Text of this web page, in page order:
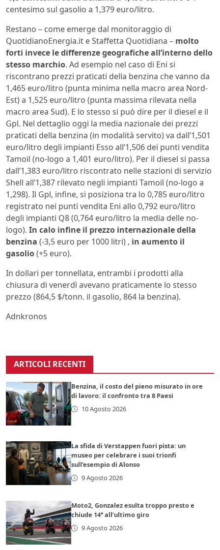
centesimo sul gasolio a 1,379 euro/litro.
Restano – come emerge dal monitoraggio di
QuotidianoEnergia.it e Staffetta Quotidiana – molto
forti invece le differenze geografiche all’interno dello
stesso marchio. Ad esempio nel caso di Eni si
riscontrano prezzi praticati della benzina che vanno da
1,465 euro/litro (punta minima nella macro area Nord-
Est) a 1,525 euro/litro (punta massima rilevata nella
macro area Sud). E lo stesso si può dire per il diesel e il
Gpl. Nel dettaglio oggi la media nazionale dei prezzi
praticati della benzina (in modalità servito) va dall’1,501
euro/litro degli impianti Esso all’1,506 dei punti vendita
Tamoil (no-logo a 1,401 euro/litro). Per il diesel si passa
dall’1,383 euro/litro riscontrato nelle stazioni di servizio
Shell all’1,387 rilevato negli impianti Tamoil (no-logo a
1,298). Il Gpl, infine, si posiziona tra lo 0,785 euro/litro
registrato nei punti vendita Eni allo 0,792 euro/litro
degli impianti Q8 (0,764 euro/litro la media delle no-
logo). In calo infine il prezzo internazionale della
benzina (-3,5 euro per 1000 litri) , in aumento il
gasolio(+5 euro).
In dollari per tonnellata, entrambi i prodotti alla
chiusura di venerdì avevano praticamente lo stesso
prezzo (864,5 $/tonn. il gasolio, 864 la benzina).
Adnkronos
ARTICOLI RECENTI
Benzina, il costo del pieno misurato in ore
di lavoro: il confronto tra 8 Paesi
10 Agosto 2026
La sfida di Verstappen fuori pista: un
museo per celebrare i suoi trionfi
sull’esempio di Alonso
9 Agosto 2026
Moto2, Gonzalez esulta troppo presto e
chiude 14° all’ultimo giro
9 Agosto 2026